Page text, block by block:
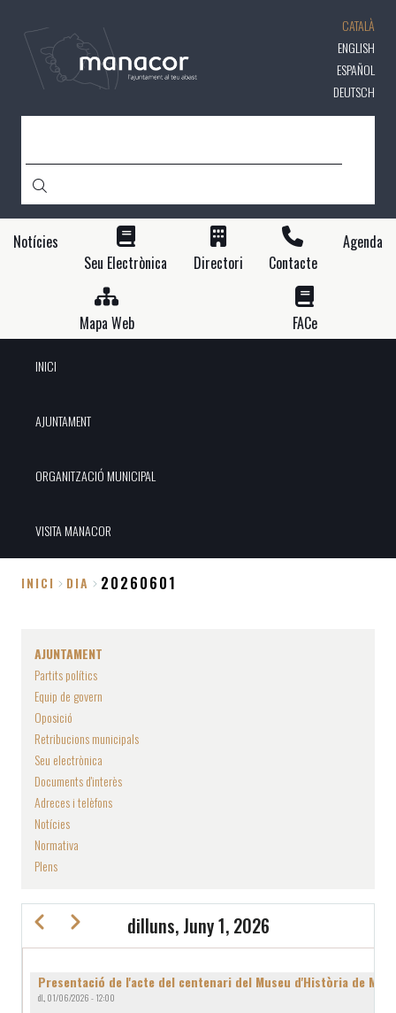
contingut
CATALÀ
ENGLISH
ESPAÑOL
DEUTSCH
Notícies
Seu Electrònica
Directori Contacte
Agenda
Mapa Web FACe
INICI
AJUNTAMENT
ORGANITZACIÓ MUNICIPAL
VISITA MANACOR
INICI DIA 20260601
AJUNTAMENT
Partits polítics
Equip de govern
Oposició
Retribucions municipals
Seu electrònica
Documents d'interès
Adreces i telèfons
Notícies
Normativa
Plens
dilluns, Juny 1, 2026
PAGINACIÓ
Previous Next
Presentació de l'acte del centenari del Museu d'Història de
dl., 01/06/2026 - 12:00